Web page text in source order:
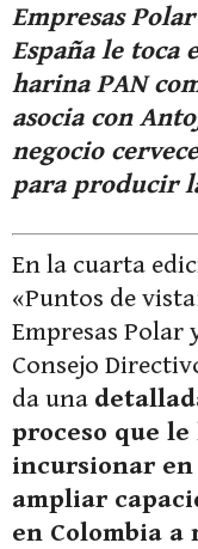
Empresas
España le toca
harina PAN
asocia con
negocio
para producir
En la cuarta
«Puntos de
Empresas Polar
Consejo
da una
proceso que
incursionar en
ampliar
en Colombia a